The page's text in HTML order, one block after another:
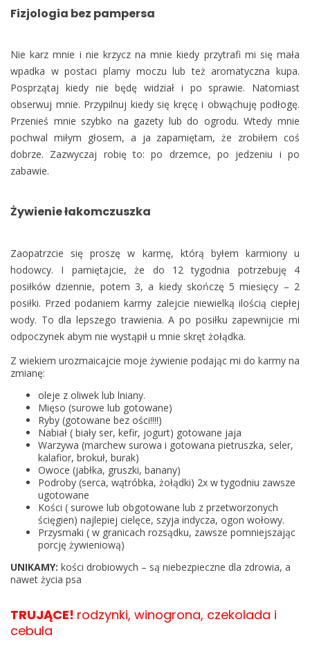
Fizjologia bez pampersa
Nie karz mnie i nie krzycz na mnie kiedy przytrafi mi się mała
wpadka w postaci plamy moczu lub też aromatyczna kupa.
Posprzątaj kiedy nie będę widział i po sprawie. Natomiast
obserwuj mnie. Przypilnuj kiedy się kręcę i obwąchuję podłogę.
Przenieś mnie szybko na gazety lub do ogrodu. Wtedy mnie
pochwal miłym głosem, a ja zapamiętam, że zrobiłem coś
dobrze. Zazwyczaj robię to: po drzemce, po jedzeniu i po
zabawie.
Żywienie łakomczuszka
Zaopatrzcie się proszę w karmę, którą byłem karmiony u
hodowcy. I pamiętajcie, że do 12 tygodnia potrzebuję 4
posiłków dziennie, potem 3, a kiedy skończę 5 miesięcy – 2
posiłki. Przed podaniem karmy zalejcie niewielką ilością ciepłej
wody. To dla lepszego trawienia. A po posiłku zapewnijcie mi
odpoczynek abym nie wystąpił u mnie skręt żołądka.
Z wiekiem urozmaicajcie moje żywienie podając mi do karmy na
zmianę:
oleje z oliwek lub lniany.
Mięso (surowe lub gotowane)
Ryby (gotowane bez ości!!!!)
Nabiał ( biały ser, kefir, jogurt) gotowane jaja
Warzywa (marchew surowa i gotowana pietruszka, seler,
kalafior, brokuł, burak)
Owoce (jabłka, gruszki, banany)
Podroby (serca, wątróbka, żołądki) 2x w tygodniu zawsze
ugotowane
Kości ( surowe lub obgotowane lub z przetworzonych
ścięgien) najlepiej cielęce, szyja indycza, ogon wołowy.
Przysmaki ( w granicach rozsądku, zawsze pomniejszając
porcję żywieniową)
UNIKAMY: kości drobiowych – są niebezpieczne dla zdrowia, a
nawet życia psa
TRUJĄCE! rodzynki, winogrona, czekolada i
cebula